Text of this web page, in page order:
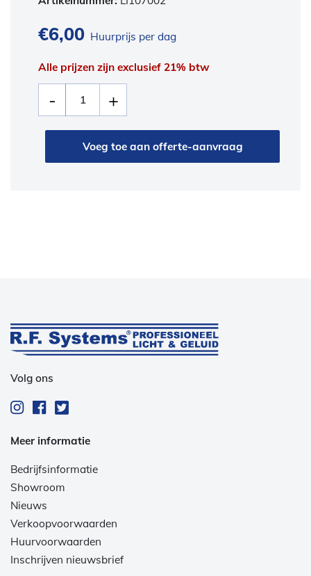
€6,00 Huurprijs per dag
Alle prijzen zijn exclusief 21% btw
Voeg toe aan offerte-aanvraag
Volg ons
Meer informatie
Bedrijfsinformatie
Showroom
Nieuws
Verkoopvoorwaarden
Huurvoorwaarden
Inschrijven nieuwsbrief